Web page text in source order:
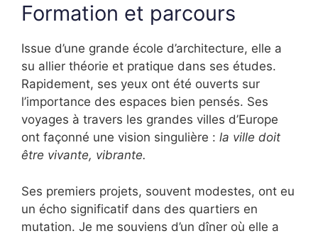
Formation et parcours
Issue d’une grande école d’architecture, elle a
su allier théorie et pratique dans ses études.
Rapidement, ses yeux ont été ouverts sur
l’importance des espaces bien pensés. Ses
voyages à travers les grandes villes d’Europe
ont façonné une vision singulière : la ville doit
être vivante, vibrante.
Ses premiers projets, souvent modestes, ont eu
un écho significatif dans des quartiers en
mutation. Je me souviens d’un dîner où elle a